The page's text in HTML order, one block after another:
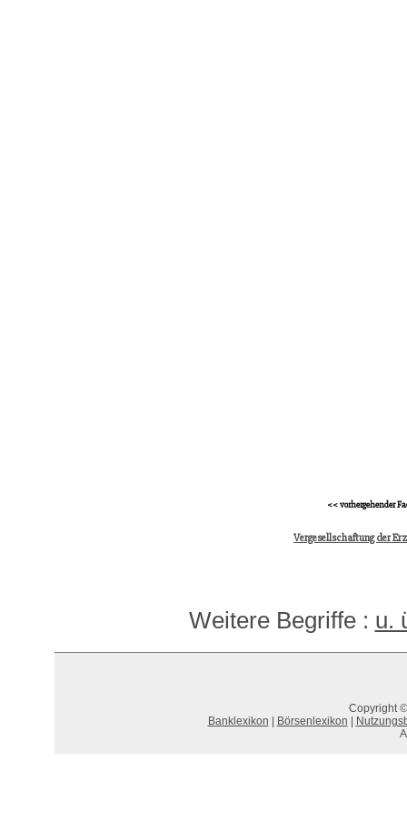
<< vorhergehender
Vergesellschaftung der
Weitere Begriffe : u.
Copyright
Banklexikon
Börsenlexikon